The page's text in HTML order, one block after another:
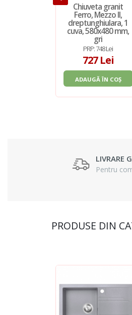
Chiuveta granit
Ferro, Mezzo II,
dreptunghiulara, 1
cuva, 580x480 mm,
gri
PRP: 748 Lei
727 Lei
ADAUGĂ ÎN COȘ
LIVRARE
Pentru
PRODUSE DIN